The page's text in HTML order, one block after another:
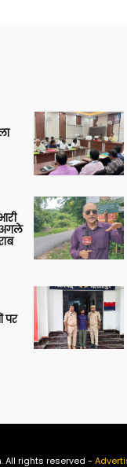
अगले
पर
All rights reserved -